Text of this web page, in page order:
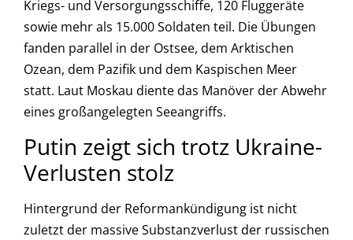
Kriegs- und Versorgungsschiffe, 120 Fluggeräte
sowie mehr als 15.000 Soldaten teil. Die Übungen
fanden parallel in der Ostsee, dem Arktischen
Ozean, dem Pazifik und dem Kaspischen Meer
statt. Laut Moskau diente das Manöver der Abwehr
eines großangelegten Seeangriffs.
Putin zeigt sich trotz Ukraine-
Verlusten stolz
Hintergrund der Reformankündigung ist nicht
zuletzt der massive Substanzverlust der russischen